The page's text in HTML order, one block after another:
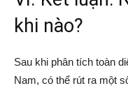
khi nào?
Sau khi phân tích toàn
Nam, có thể rút ra một